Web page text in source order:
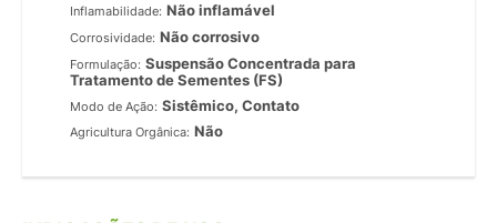
Inflamabilidade: Não inflamável
Corrosividade: Não corrosivo
Formulação: Suspensão Concentrada para
Tratamento de Sementes (FS)
Modo de Ação: Sistêmico, Contato
Agricultura Orgânica: Não